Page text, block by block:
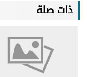
ذات صلة